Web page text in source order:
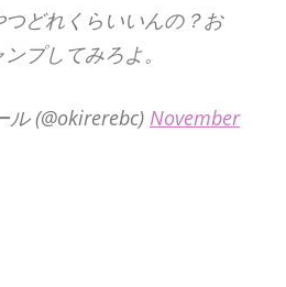
どれくらいいんの？お
プしてみろよ。
(@okirerebc) November